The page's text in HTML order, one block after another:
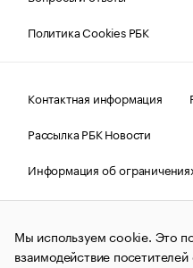
Политика Cookies РБК
Контактная информация
Рассылка РБК Новости
Информация об
Правовая информация
О
© АО
и материалы
Мы используем cookie. Это
взаимодействие